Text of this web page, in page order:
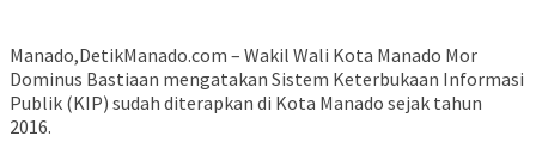
Manado,DetikManado.com – Wakil Wali Kota Manado Mor
Dominus Bastiaan mengatakan Sistem Keterbukaan Informasi
Publik (KIP) sudah diterapkan di Kota Manado sejak tahun
2016.